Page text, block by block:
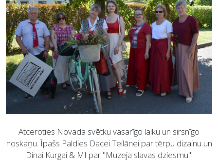
Atceroties Novada svētku vasarīgo laiku un sirsnīgo
noskaņu. Īpašs Paldies Dacei Teilānei par tērpu dizainu un
Dinai Kurgai & MI par "Muzeja slavas dziesmu"!